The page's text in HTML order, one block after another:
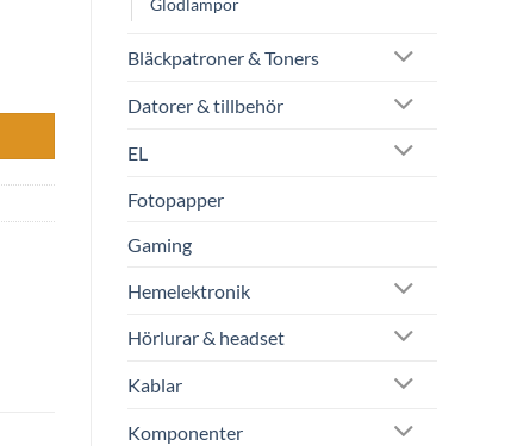
Glödlampor
Bläckpatroner & Toners
Datorer & tillbehör
EL
Fotopapper
Gaming
Hemelektronik
Hörlurar & headset
Kablar
Komponenter